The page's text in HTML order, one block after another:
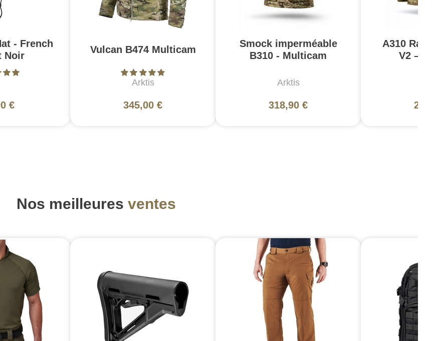
- French
Noir
€
Vulcan B474 Multicam
Arktis
345,00 €
Smock imperméable
B310 - Multicam
Arktis
318,90 €
A310
V2 –
Nos meilleures ventes